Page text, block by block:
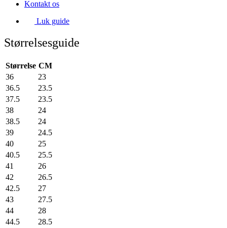
Kontakt os
Luk guide
Størrelsesguide
Størrelse CM
36
23
36.5
23.5
37.5
23.5
38
24
38.5
24
39
24.5
40
25
40.5
25.5
41
26
42
26.5
42.5
27
43
27.5
44
28
44.5
28.5